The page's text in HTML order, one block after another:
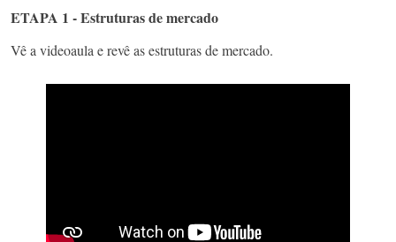
ETAPA 1 - Estruturas de mercado
Vê a videoaula e revê as estruturas de mercado.